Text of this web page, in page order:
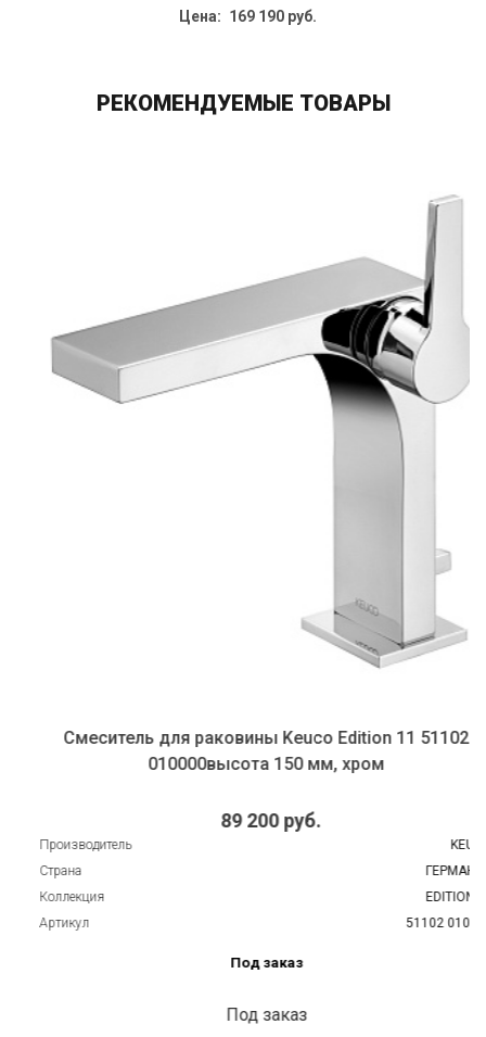
Цена: 169 190 руб.
РЕКОМЕНДУЕМЫЕ ТОВАРЫ
Смеситель для раковины Keuco Edition 11 51102
010000высота 150 мм, хром
89 200 руб.
Производитель
KEUCO
Страна
ГЕРМАНИЯ
Коллекция
EDITION 11
Артикул
51102 010000
Под заказ
Под заказ